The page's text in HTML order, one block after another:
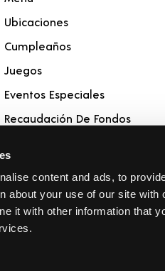
content and ads, to
about your use of our site
it with other information that
Ubicaciones
Cumpleaños
Juegos
Eventos Especiales
Recaudación De Fondos